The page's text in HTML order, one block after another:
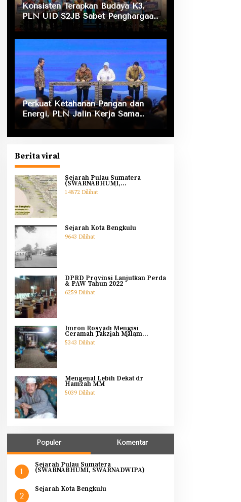
Konsisten Terapkan Budaya K3,
PLN UID S2JB Sabet Penghargaan
Zero Accident
Perkuat Ketahanan Pangan dan
Energi, PLN Jalin Kerja Sama
Strategis dengan Kementerian
Berita viral
Sejarah Pulau Sumatera
(SWARNABHUMI,
SWARNADWIPA)
14872 Dilihat
Sejarah Kota Bengkulu
9643 Dilihat
DPRD Provinsi Lanjutkan Perda
& PAW Tahun 2022
6259 Dilihat
Imron Rosyadi Mengisi
Ceramah Takziah Malam
Pertama Ibunda Helmi
5343 Dilihat
Mengenal Lebih Dekat dr
Hamzah MM
5039 Dilihat
Populer Komentar
1
Sejarah Pulau Sumatera
(SWARNABHUMI, SWARNADWIPA)
2
Sejarah Kota Bengkulu